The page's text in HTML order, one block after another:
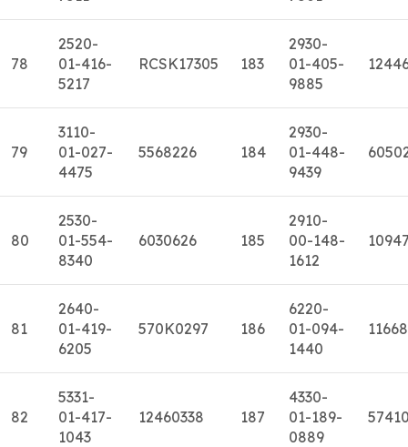
78
2520-
01-416-
5217
RCSK17305 183
2930-
01-405-
9885
79
3110-
01-027-
4475
5568226 184
2930-
01-448-
9439
80
2530-
01-554-
8340
6030626 185
2910-
00-148-
1612
81
2640-
01-419-
6205
570K0297 186
6220-
01-094-
1440
82
5331-
01-417-
1043
12460338 187
4330-
01-189-
0889